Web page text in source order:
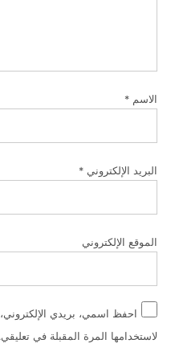
الاسم*
البريد الإلكتروني*
الموقع الإلكتروني
احفظ اسمي، بريدي
لاستخدامها المرة المقبلة في تعليقي.